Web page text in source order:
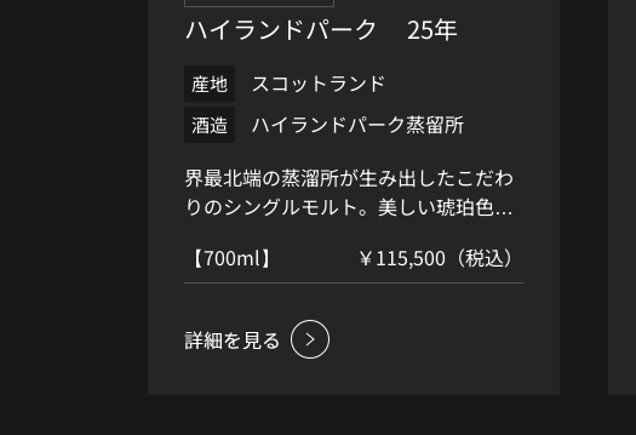
ハイランドパーク 25年
産地 スコットランド
酒造
ハイランドパーク蒸留所
界最北端の蒸溜所が生み出したこだわ
りのシングルモルト。美しい琥珀色の
テイストの軽やかなピート。非常に希
少なシェリー樽 のファーストフィルを
使用し、際立った複雑さを楽しむこと
が出来る。
【700ml】 ￥115,500（税込）